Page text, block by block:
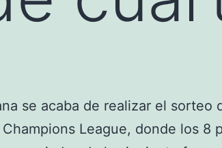
se acaba de realizar el sorteo
League, donde los 8